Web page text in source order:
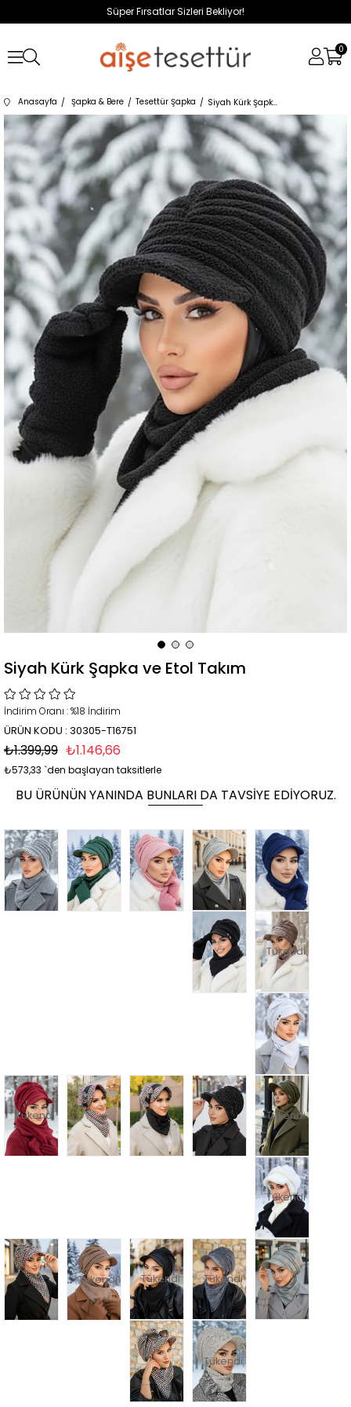
Süper Fırsatlar Sizleri Bekliyor!
0
Anasayfa Şapka & Bere Tesettür Şapka Siyah Kürk Şapka ve Etol Takım
Siyah Kürk Şapka ve Etol Takım
İndirim Oranı :%18 İndirim
ÜRÜN KODU : 30305-T16751
₺1.399,99 ₺1.146,66
₺573,33 `den başlayan taksitlerle
BU ÜRÜNÜN YANINDA BUNLARI DA TAVSIYE EDIYORUZ.
Tükendi
Tükendi Tükendi
Tükendi
Tükendi Tükendi Tükendi
Tükendi